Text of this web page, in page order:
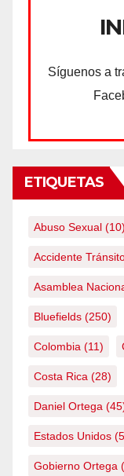
Síguenos a
ETIQUETAS
Abuso Sexual (10)
Accidente
Asamblea
Bluefields (250)
Colombia (11)
Costa Rica (28)
Daniel Ortega
Estados Unidos
Gobierno Ortega